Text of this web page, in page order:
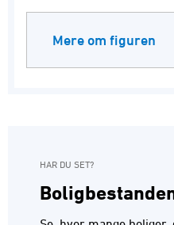
Mere om figuren
HAR DU SET?